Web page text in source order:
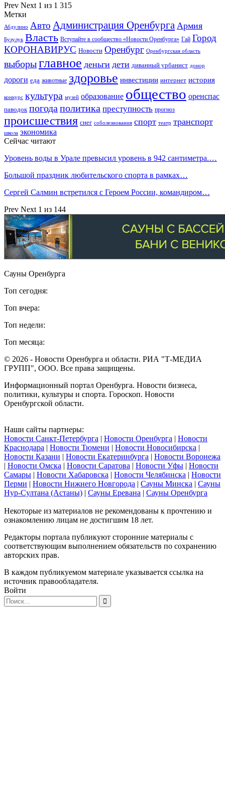
Prev Next 1 из 1 315
Метки
Абдулино Авто Администрация Оренбурга Армия
Бузулук Власть Вступайте в сообщество «Новости Оренбурга» Гай Город
КОРОНАВИРУС Новости Оренбург Оренбургская область
выборыглавное деньги дети диванный урбанист донор
дороги еда животные здоровье инвестиции интернет история
конкурс культура музей образование общество оренспас
паводок погода политика преступность прогноз
происшествия снег соболезнования спорт театр транспорт
школа экономика
Сейчас читают
Уровень воды в Урале превысил уровень в 942 сантиметра.…
Большой праздник любительского спорта в рамках…
Сергей Салмин встретился с Героем России, командиром…
Prev Next 1 из 144
Сауны Оренбурга
Топ сегодня:
Топ вчера:
Топ недели:
Топ месяца:
© 2026 - Новости Оренбурга и области. РИА "Т-МЕДИА
ГРУПП", ООО. Все права защищены.
Информационный портал Оренбурга. Новости бизнеса,
политики, культуры и спорта. Гороскоп. Новости
Оренбургской области.
Наши сайты партнеры:
Новости Санкт-Петербурга | Новости Оренбурга | Новости
Краснодара | Новости Тюмени | Новости Новосибирска |
Новости Казани | Новости Екатеринбурга | Новости Воронежа
| Новости Омска | Новости Саратова | Новости Уфы | Новости
Самары | Новости Хабаровска | Новости Челябинска | Новости
Перми | Новости Нижнего Новгорода | Сауны Минска | Сауны
Нур-Султана (Астаны) | Сауны Еревана | Сауны Оренбурга
Некоторые из материалов не рекомендованы к прочтению и
ознакомлению лицам не достигшим 18 лет.
Редакторы портала публикуют сторонние материалы с
соответствующим выполнением обязательств по сохранению
авторских прав.
В каждом публикуемом материале указывается ссылка на
источник правообладателя.
Войти